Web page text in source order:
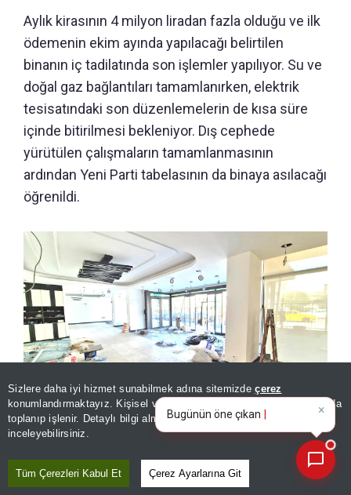
Sizlere daha iyi hizmet sunabilmek adına sitemizdeçerez
konumlandırmaktayız. Kişisel verileriniz, KVKK ve GDPR kapsamında
toplanıp işlenir. Detaylı bilgi almak içinAydınlatma Metnimizi
inceleyebilirsiniz.
Tüm Çerezleri Kabul Et Çerez Ayarlarına Git
Aylık kirasının 4 milyon liradan fazla olduğu ve ilk
ödemenin ekim ayında yapılacağı belirtilen
binanın iç tadilatında son işlemler yapılıyor. Su ve
doğal gaz bağlantıları tamamlanırken, elektrik
tesisatındaki son düzenlemelerin de kısa süre
içinde bitirilmesi bekleniyor. Dış cephede
yürütülen çalışmaların tamamlanmasının
ardından Yeni Parti tabelasının da binaya asılacağı
öğrenildi.
Yeni Parti 30 Ağustos'a hazırlanıyor! Genel merkezde hummalı
bir çalışma var
×
Bugünün öne çıkan manşetleri
ve gelişmeleri neler?